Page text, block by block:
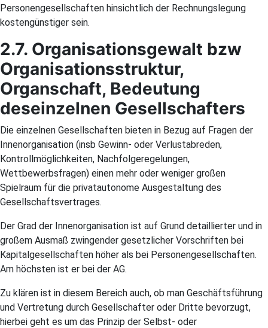
Personengesellschaften hinsichtlich der Rechnungslegung
kostengünstiger sein.
2.7. Organisationsgewalt bzw
Organisationsstruktur,
Organschaft, Bedeutung
deseinzelnen Gesellschafters
Die einzelnen Gesellschaften bieten in Bezug auf Fragen der
Innenorganisation (insb Gewinn- oder Verlustabreden,
Kontrollmöglichkeiten, Nachfolgeregelungen,
Wettbewerbsfragen) einen mehr oder weniger großen
Spielraum für die privatautonome Ausgestaltung des
Gesellschaftsvertrages.
Der Grad der Innenorganisation ist auf Grund detaillierter und in
großem Ausmaß zwingender gesetzlicher Vorschriften bei
Kapitalgesellschaften höher als bei Personengesellschaften.
Am höchsten ist er bei der AG.
Zu klären ist in diesem Bereich auch, ob man Geschäftsführung
und Vertretung durch Gesellschafter oder Dritte bevorzugt,
hierbei geht es um das Prinzip der Selbst- oder